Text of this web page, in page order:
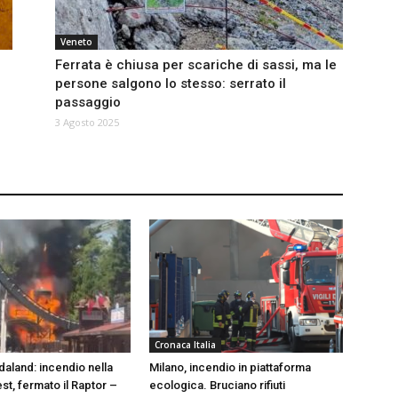
Veneto
Ferrata è chiusa per scariche di sassi, ma le
persone salgono lo stesso: serrato il
passaggio
3 Agosto 2025
incendio nella
fermato il Raptor –
Cronaca Italia
Milano, incendio in piattaforma
ecologica. Bruciano rifiuti